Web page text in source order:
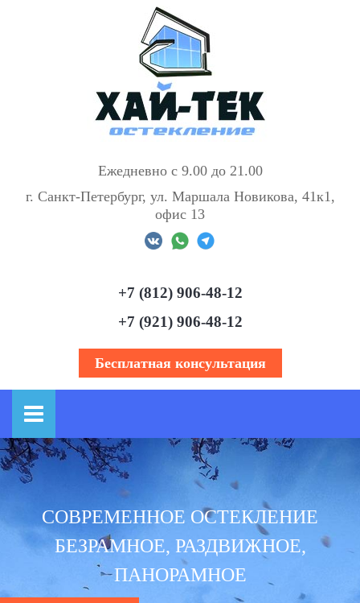
Ежедневно с 9.00 до 21.00
г. Санкт-Петербург, ул. Маршала Новикова, 41к1,
офис 13
+7 (812) 906-48-12
+7 (921) 906-48-12
Бесплатная консультация
СОВРЕМЕННОЕ ОСТЕКЛЕНИЕ
БЕЗРАМНОЕ, РАЗДВИЖНОЕ,
ПАНОРАМНОЕ